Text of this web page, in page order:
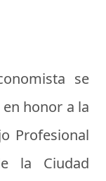
se
honor a la
Profesional
la Ciudad